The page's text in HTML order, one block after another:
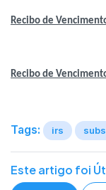
Recibo de
Recibo de
Tags: irs
Este artigo foi